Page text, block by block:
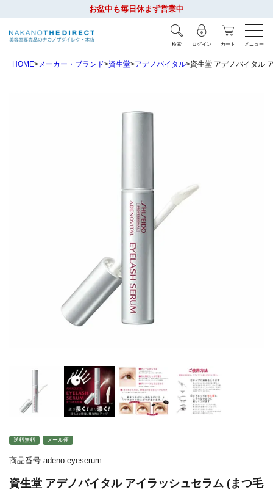
お盆中も毎日休まず営業中
検索 ログイン カート メニュー
HOME メーカー・ブランド 資生堂 アデノバイタル 資生堂 アデノバイタル
送料無料 メール便
商品番号 adeno-eyeserum
資生堂 アデノバイタル アイラッシュセラム (まつ毛